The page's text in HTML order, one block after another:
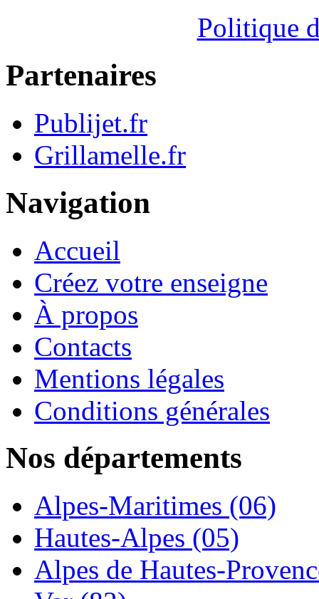
Politique
Partenaires
Publijet.fr
Grillamelle.fr
Navigation
Accueil
Créez votre enseigne
À propos
Contacts
Mentions légales
Conditions générales
Nos départements
Alpes-Maritimes (06)
Hautes-Alpes (05)
Alpes de Hautes-